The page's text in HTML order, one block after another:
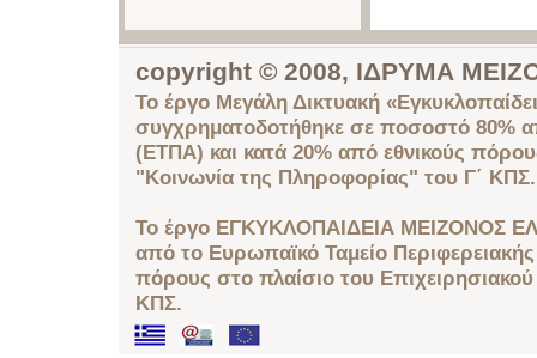
copyright © 2008, ΙΔΡΥΜΑ
Το έργο Μεγάλη Δικτυακή
συγχρηματοδοτήθηκε σε ποσοστό 80%
(ΕΤΠΑ) και κατά 20% από εθνικούς
"Κοινωνία της Πληροφορίας" του Γ΄ ΚΠΣ.
Το έργο ΕΓΚΥΚΛΟΠΑΙΔΕΙΑ ΜΕΙΖΟΝΟΣ
από το Ευρωπαϊκό Ταμείο
πόρους στο πλαίσιο του
ΚΠΣ.